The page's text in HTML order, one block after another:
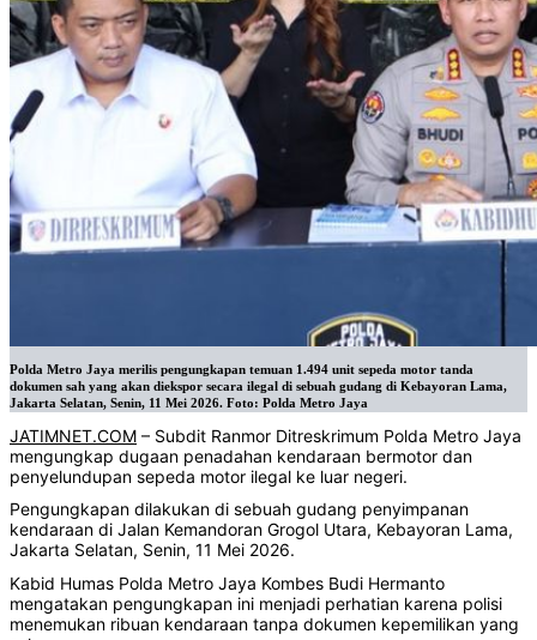
Polda Metro Jaya merilis pengungkapan temuan 1.494 unit sepeda motor tanda
dokumen sah yang akan diekspor secara ilegal di sebuah gudang di Kebayoran Lama,
Jakarta Selatan, Senin, 11 Mei 2026. Foto: Polda Metro Jaya
JATIMNET.COM – Subdit Ranmor Ditreskrimum Polda Metro Jaya
mengungkap dugaan penadahan kendaraan bermotor dan
penyelundupan sepeda motor ilegal ke luar negeri.
Pengungkapan dilakukan di sebuah gudang penyimpanan
kendaraan di Jalan Kemandoran Grogol Utara, Kebayoran Lama,
Jakarta Selatan, Senin, 11 Mei 2026.
Kabid Humas Polda Metro Jaya Kombes Budi Hermanto
mengatakan pengungkapan ini menjadi perhatian karena polisi
menemukan ribuan kendaraan tanpa dokumen kepemilikan yang